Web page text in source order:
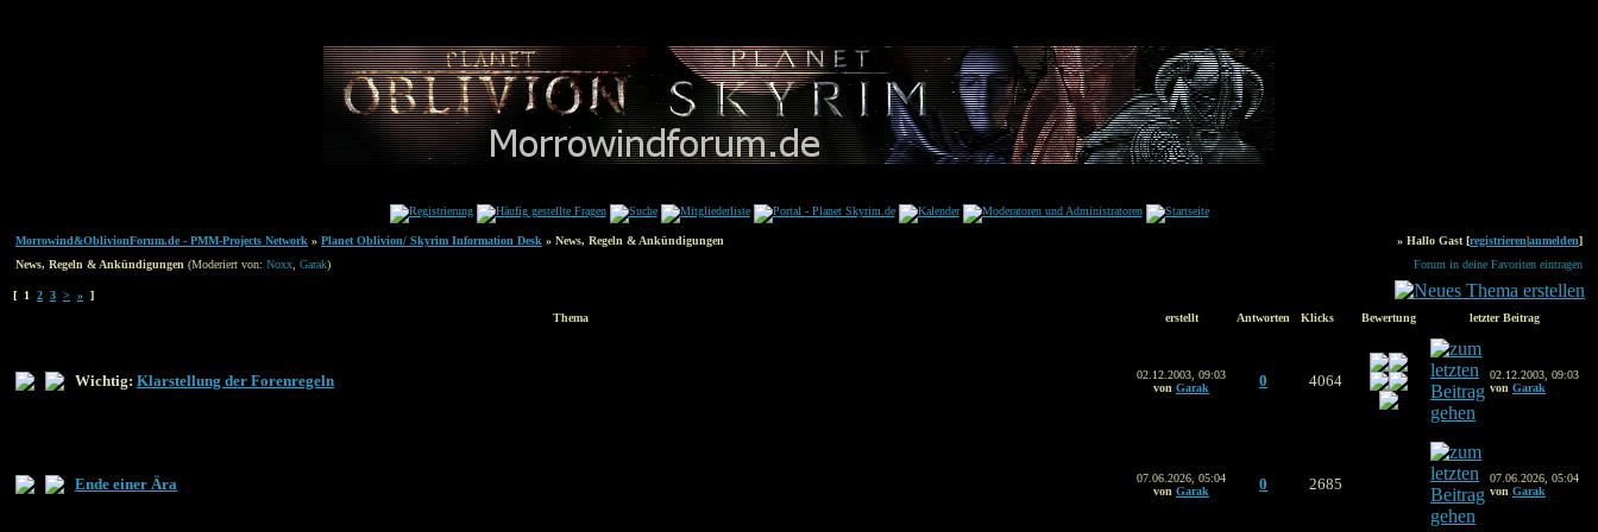
Morrowind&OblivionForum.de - PMM-Projects Network » Planet Oblivion/ Skyrim Information Desk » News, Regeln & Ankündigungen » Hallo Gast [registrieren|anmelden]
News, Regeln & Ankündigungen (Moderiert von: Noxx Garak) Forum in deine Favoriten eintragen
[ 1 2 3 > » ]
Thema
erstellt Antworten Klicks Bewertung letzter Beitrag
Wichtig: Klarstellung der Forenregeln
02.12.2003, 09:03
von Garak 0 4064
02.12.2003, 09:03
von Garak
Ende einer Ära
07.06.2026, 05:04
von Garak 0 2685
07.06.2026, 05:04
von Garak